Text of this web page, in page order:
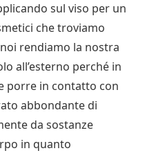
sul viso per un
che troviamo
rendiamo la nostra
all’esterno perché in
porre in contatto con
abbondante di
da sostanze
in quanto